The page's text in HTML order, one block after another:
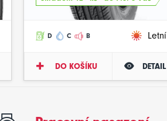
D C B Letní
DO KOŠÍKU DETAIL